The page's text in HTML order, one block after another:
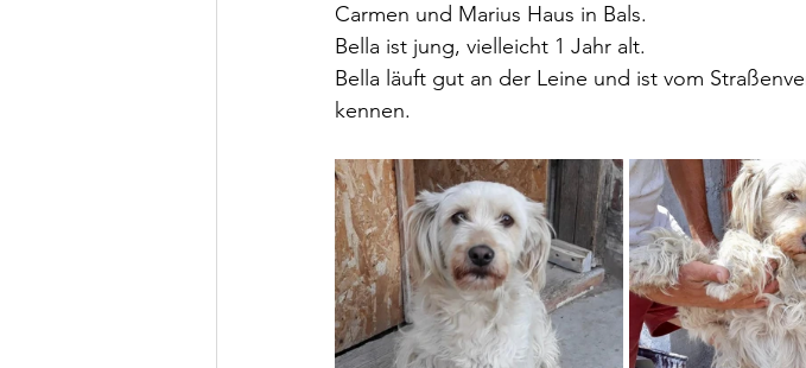
Carmen und Marius Haus in Bals.
Bella ist jung, vielleicht 1 Jahr alt.
Bella läuft gut an der Leine und ist vom
kennen.